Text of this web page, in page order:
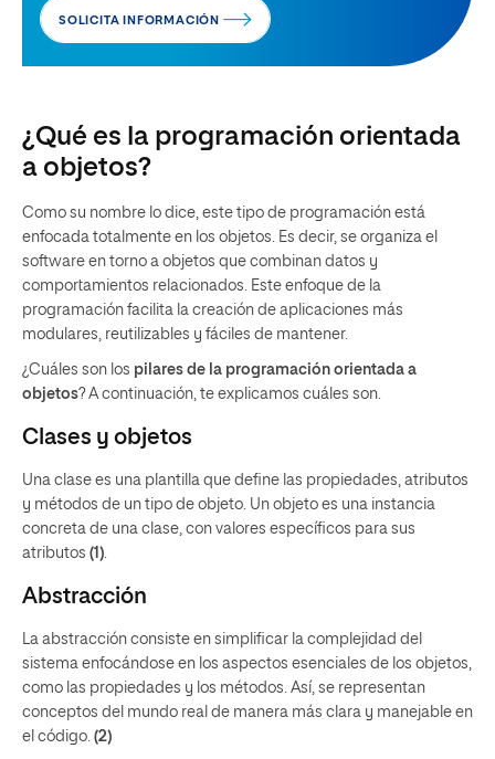
SOLICITA INFORMACIÓN
¿Qué es la programación orientada
a objetos?
Como su nombre lo dice, este tipo de programación está
enfocada totalmente en los objetos. Es decir, se organiza el
software en torno a objetos que combinan datos y
comportamientos relacionados. Este enfoque de la
programación facilita la creación de aplicaciones más
modulares, reutilizables y fáciles de mantener.
¿Cuáles son los pilares de la programación orientada a
objetos? A continuación, te explicamos cuáles son.
Clases y objetos
Una clase es una plantilla que define las propiedades, atributos
y métodos de un tipo de objeto. Un objeto es una instancia
concreta de una clase, con valores específicos para sus
atributos (1)
Abstracción
La abstracción consiste en simplificar la complejidad del
sistema enfocándose en los aspectos esenciales de los objetos,
como las propiedades y los métodos. Así, se representan
conceptos del mundo real de manera más clara y manejable en
el código. (2)